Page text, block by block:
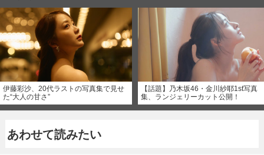
伊藤彩沙、20代ラストの写真集で見せ
た“大人の甘さ”
【話題】乃木坂46・金川紗耶1st写真
集、ランジェリーカット公開！
あわせて読みたい